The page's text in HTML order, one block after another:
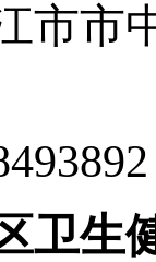
市市
卫生